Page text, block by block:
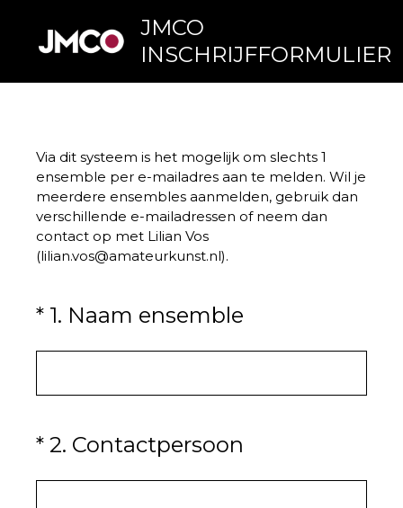
JMCO
INSCHRIJFFORMULIER
Via dit systeem is het mogelijk om slechts 1
ensemble per e-mailadres aan te melden. Wil je
meerdere ensembles aanmelden, gebruik dan
verschillende e-mailadressen of neem dan
contact op met Lilian Vos
(lilian.vos@amateurkunst.nl).
* 1. Naam ensemble
(Vereist.)
* 2. Contactpersoon
(Vereist.)